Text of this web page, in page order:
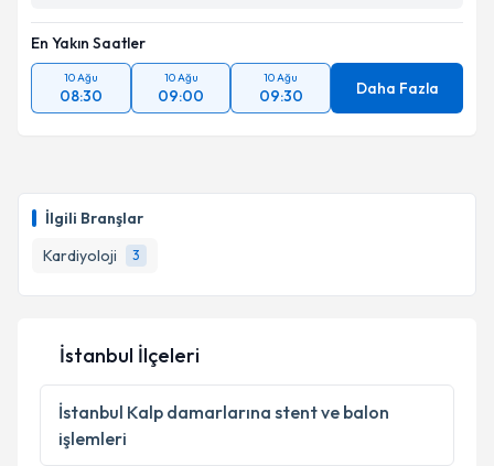
İlgili Branşlar
Kardiyoloji
3
En Yakın Saatler
10 Ağu
08:30
10 Ağu
09:00
10 Ağu
09:30 Daha Fazla
İstanbul İlçeleri
İstanbul Kalp damarlarına stent ve balon
işlemleri